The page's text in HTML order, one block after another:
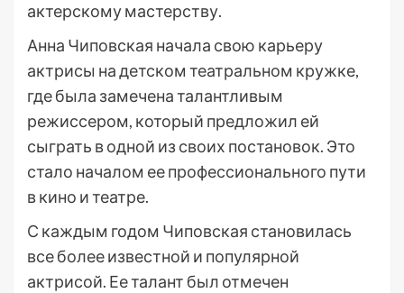
актерскому мастерству.
Анна Чиповская начала свою карьеру
актрисы на детском театральном кружке,
где была замечена талантливым
режиссером, который предложил ей
сыграть в одной из своих постановок. Это
стало началом ее профессионального пути
в кино и театре.
С каждым годом Чиповская становилась
все более известной и популярной
актрисой. Ее талант был отмечен